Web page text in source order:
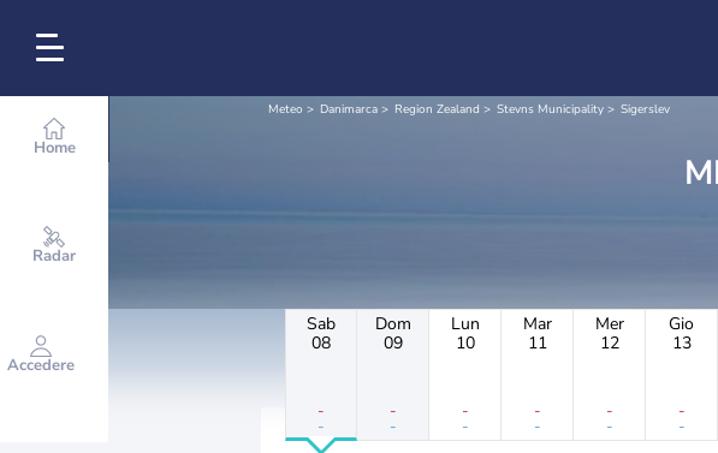
Home
Radar
Accedere
Meteo Danimarca Region Zealand Stevns Municipality Sigerslev
Sab
08
-
-
Dom
09
-
-
Lun
10
-
-
Mar
11
-
-
Mer
12
-
-
Gio
13
-
-